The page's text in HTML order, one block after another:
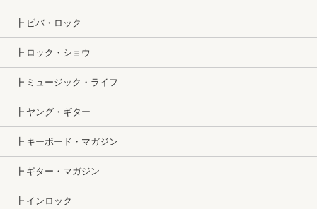
┣ ビバ・ロック
┣ ロック・ショウ
┣ ミュージック・ライフ
┣ ヤング・ギター
┣ キーボード・マガジン
┣ ギター・マガジン
┣ インロック